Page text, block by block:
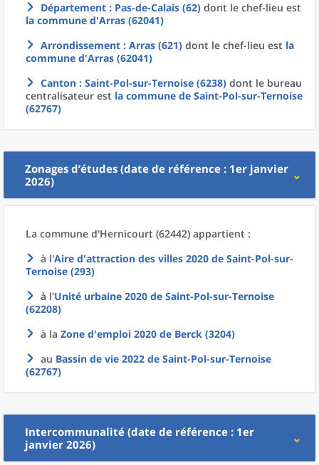
Département : Pas-de-Calais (62) dont le chef-lieu est
la commune d'Arras (62041)
Arrondissement : Arras (621) dont le chef-lieu est la
commune d'Arras (62041)
Canton : Saint-Pol-sur-Ternoise (6238) dont le bureau
centralisateur est la commune de Saint-Pol-sur-Ternoise
(62767)
Zonages d’études (date de référence : 1er janvier
2026)
La commune d'Hernicourt (62442) appartient :
à l'Aire d'attraction des villes 2020 de Saint-Pol-sur-
Ternoise (293)
à l'Unité urbaine 2020 de Saint-Pol-sur-Ternoise
(62208)
à la Zone d'emploi 2020 de Berck (3204)
au Bassin de vie 2022 de Saint-Pol-sur-Ternoise
(62767)
Intercommunalité (date de référence : 1er
janvier 2026)